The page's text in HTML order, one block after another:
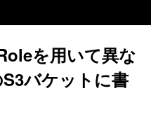
を用いて異な
バケットに書